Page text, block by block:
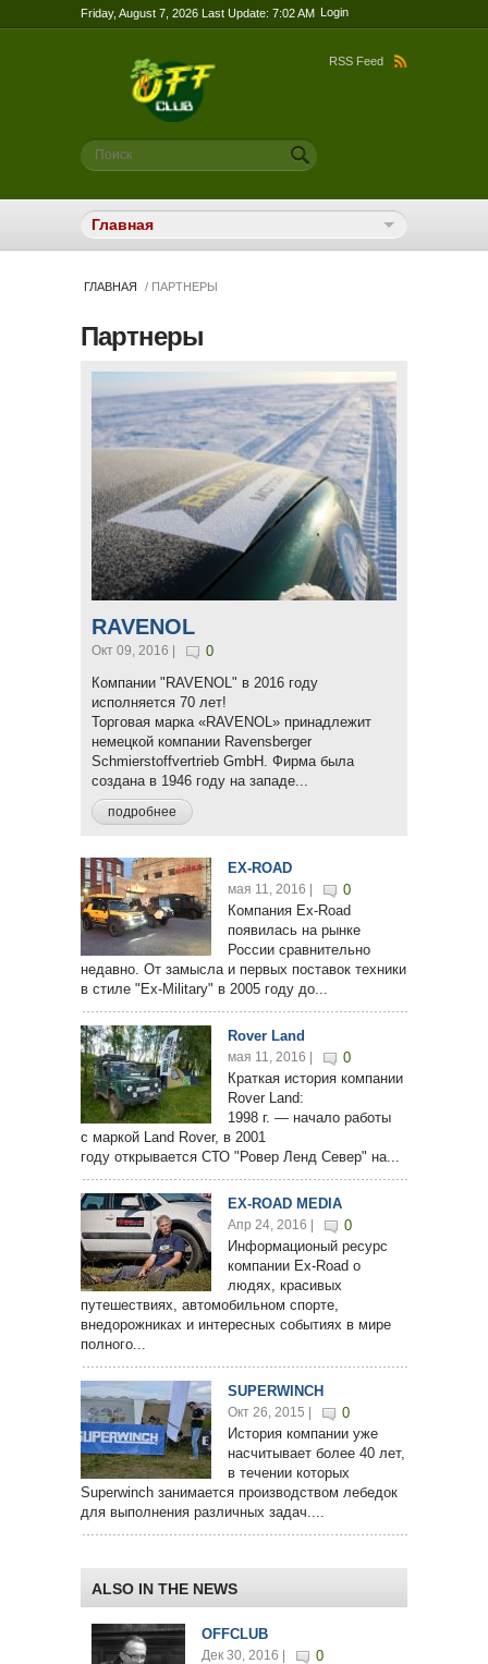
Friday, August 7, 2026 Last Update: 7:02 AM Login
RSS Feed
Форма поиска
Поиск
ГЛАВНАЯ / ПАРТНЕРЫ
Партнеры
RAVENOL
Окт 09, 2016 |
0
Компании "RAVENOL" в 2016 году
исполняется 70 лет!
Торговая марка «RAVENOL» принадлежит
немецкой компании Ravensberger
Schmierstoffvertrieb GmbH. Фирма была
создана в 1946 году на западе...
подробнее
EX-ROAD
мая 11, 2016 |
0
Компания Ex-Road
появилась на рынке
России сравнительно
недавно. От замысла и первых поставок техники
в стиле "Ex-Military" в 2005 году до...
Rover Land
мая 11, 2016 |
0
Краткая история компании
Rover Land:
1998 г. — начало работы
с маркой Land Rover, в 2001
году открывается СТО "Ровер Ленд Север" на...
EX-ROAD MEDIA
Апр 24, 2016 |
0
Информационый ресурс
компании Ex-Road о
людях, красивых
путешествиях, автомобильном спорте,
внедорожниках и интересных событиях в мире
полного...
SUPERWINCH
Окт 26, 2015 |
0
История компании уже
насчитывает более 40 лет,
в течении которых
Superwinch занимается производством лебедок
для выполнения различных задач....
ALSO IN THE NEWS
OFFCLUB
Дек 30, 2016 | 0